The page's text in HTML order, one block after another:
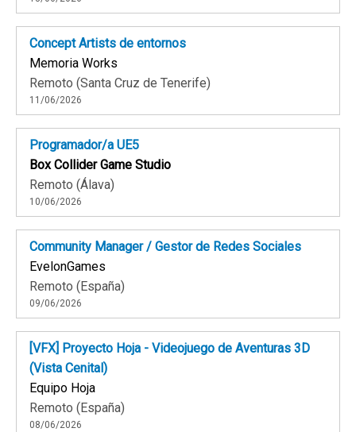
Concept Artists de entornos
Memoria Works
Remoto (Santa Cruz de Tenerife)
11/06/2026
Programador/a UE5
Box Collider Game Studio
Remoto (Álava)
10/06/2026
Community Manager / Gestor de Redes Sociales
EvelonGames
Remoto (España)
09/06/2026
[VFX] Proyecto Hoja - Videojuego de Aventuras 3D
(Vista Cenital)
Equipo Hoja
Remoto (España)
08/06/2026